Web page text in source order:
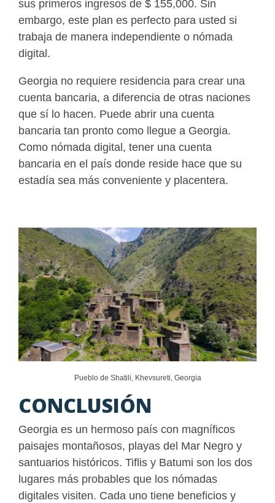
sus primeros ingresos de $ 155,000. Sin
embargo, este plan es perfecto para usted si
trabaja de manera independiente o nómada
digital.
Georgia no requiere residencia para crear una
cuenta bancaria, a diferencia de otras naciones
que sí lo hacen. Puede abrir una cuenta
bancaria tan pronto como llegue a Georgia.
Como nómada digital, tener una cuenta
bancaria en el país donde reside hace que su
estadía sea más conveniente y placentera.
Pueblo de Shatili, Khevsureti, Georgia
CONCLUSIÓN
Georgia es un hermoso país con magníficos
paisajes montañosos, playas del Mar Negro y
santuarios históricos. Tiflis y Batumi son los dos
lugares más probables que los nómadas
digitales visiten. Cada uno tiene beneficios y